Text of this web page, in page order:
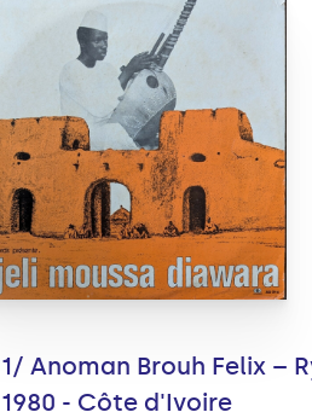
1/ Anoman Brouh Felix –
1980 - Côte d'Ivoire